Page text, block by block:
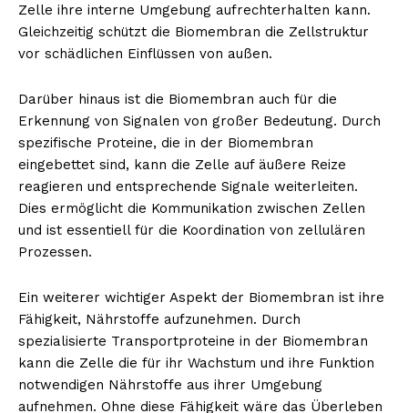
Zelle ihre interne Umgebung aufrechterhalten kann.
Gleichzeitig schützt die Biomembran die Zellstruktur
vor schädlichen Einflüssen von außen.
Darüber hinaus ist die Biomembran auch für die
Erkennung von Signalen von großer Bedeutung. Durch
spezifische Proteine, die in der Biomembran
eingebettet sind, kann die Zelle auf äußere Reize
reagieren und entsprechende Signale weiterleiten.
Dies ermöglicht die Kommunikation zwischen Zellen
und ist essentiell für die Koordination von zellulären
Prozessen.
Ein weiterer wichtiger Aspekt der Biomembran ist ihre
Fähigkeit, Nährstoffe aufzunehmen. Durch
spezialisierte Transportproteine in der Biomembran
kann die Zelle die für ihr Wachstum und ihre Funktion
notwendigen Nährstoffe aus ihrer Umgebung
aufnehmen. Ohne diese Fähigkeit wäre das Überleben